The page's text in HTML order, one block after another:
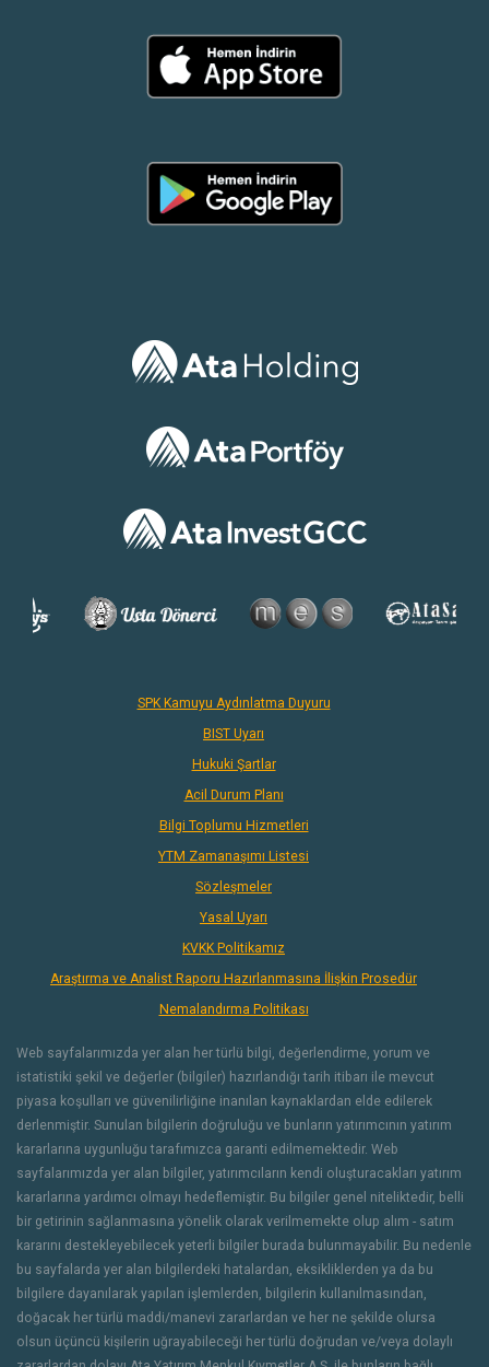
SPK Kamuyu Aydınlatma Duyuru
BIST Uyarı
Hukuki Şartlar
Acil Durum Planı
Bilgi Toplumu Hizmetleri
YTM Zamanaşımı Listesi
Sözleşmeler
Yasal Uyarı
KVKK Politikamız
Araştırma ve Analist Raporu Hazırlanmasına İlişkin Prosedür
Nemalandırma Politikası
Web sayfalarımızda yer alan her türlü bilgi, değerlendirme, yorum ve
istatistiki şekil ve değerler (bilgiler) hazırlandığı tarih itibarı ile mevcut
piyasa koşulları ve güvenilirliğine inanılan kaynaklardan elde edilerek
derlenmiştir. Sunulan bilgilerin doğruluğu ve bunların yatırımcının yatırım
kararlarına uygunluğu tarafımızca garanti edilmemektedir. Web
sayfalarımızda yer alan bilgiler, yatırımcıların kendi oluşturacakları yatırım
kararlarına yardımcı olmayı hedeflemiştir. Bu bilgiler genel niteliktedir, belli
bir getirinin sağlanmasına yönelik olarak verilmemekte olup alım - satım
kararını destekleyebilecek yeterli bilgiler burada bulunmayabilir. Bu nedenle
bu sayfalarda yer alan bilgilerdeki hatalardan, eksikliklerden ya da bu
bilgilere dayanılarak yapılan işlemlerden, bilgilerin kullanılmasından,
doğacak her türlü maddi/manevi zararlardan ve her ne şekilde olursa
olsun üçüncü kişilerin uğrayabileceği her türlü doğrudan ve/veya dolaylı